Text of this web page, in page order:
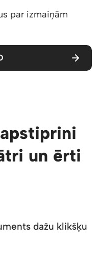
par izmaiņām
un ērti
dažu klikšķu